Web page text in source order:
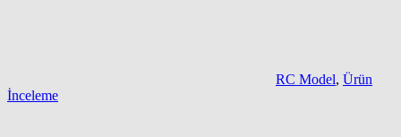
RC Model, Ürün
İnceleme